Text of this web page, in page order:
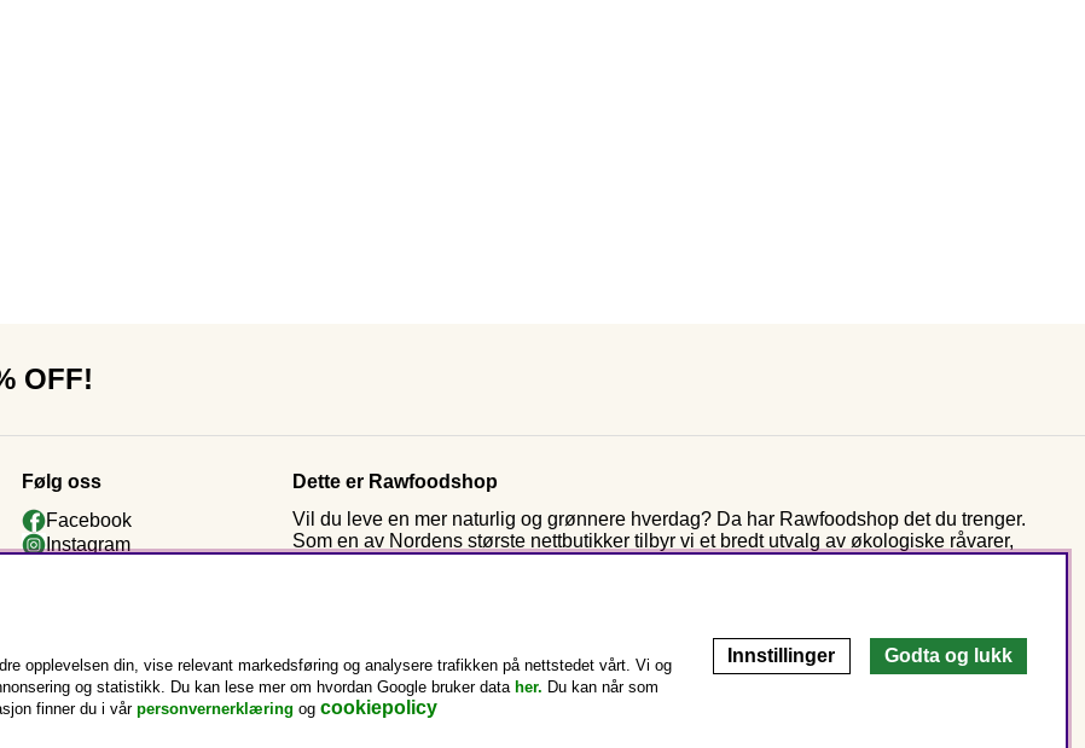
OFF!
Følg oss
Facebook
Instagram
Dette er Rawfoodshop
Vil du leve en mer naturlig og grønnere hverdag? Da har Rawfoodshop det du trenger.
Som en av Nordens største nettbutikker tilbyr vi et bredt utvalg av økologiske råvarer,
opplevelsen din, vise relevant markedsføring og analysere trafikken på nettstedet vårt. Vi og
og statistikk. Du kan lese mer om hvordan Google bruker data her. Du kan når som
finner du i vår personvernerklæring og cookiepolicy
Innstillinger Godta og lukk